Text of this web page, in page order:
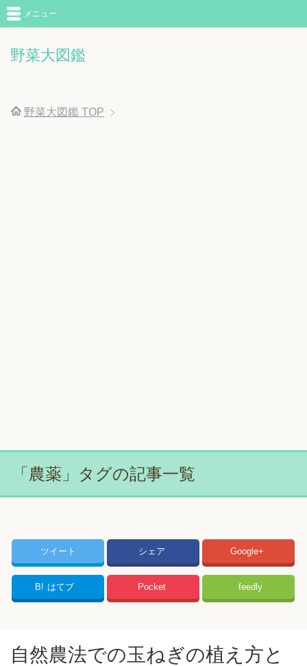
野菜大図鑑
メニュー
野菜大図鑑 TOP
「農薬」タグの記事一覧
ツイート シェア Google+
B! はてブ Pocket feedly
自然農法での玉ねぎの植え方と